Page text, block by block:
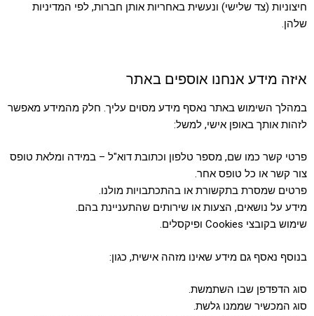
חיצוניות (צד שלישי) ונעשית באחריות אותן חברות, לפי המדיניות
שלהן.
איזה מידע אנחנו אוספים באתר
במהלך השימוש באתר נאסף מידע מסוים עליך. חלק מהמידע מאפשר
לזהות אותך באופן אישי, למשל:
פרטי קשר כמו שם, מספר טלפון וכתובת דוא"ל – במידה ומלאת טופס
צור קשר או כל טופס אחר.
פרטים שמסרת בתקשורת או בהתכתבויות מולנו.
מידע על נושאים, הצעות או שירותים שהתעניינת בהם.
שימוש בקובצי Cookies ופיקסלים.
בנוסף נאסף גם מידע שאינו מזהה אישית, כגון:
סוג הדפדפן שבו השתמשת.
סוג המכשיר שממנו גלשת.